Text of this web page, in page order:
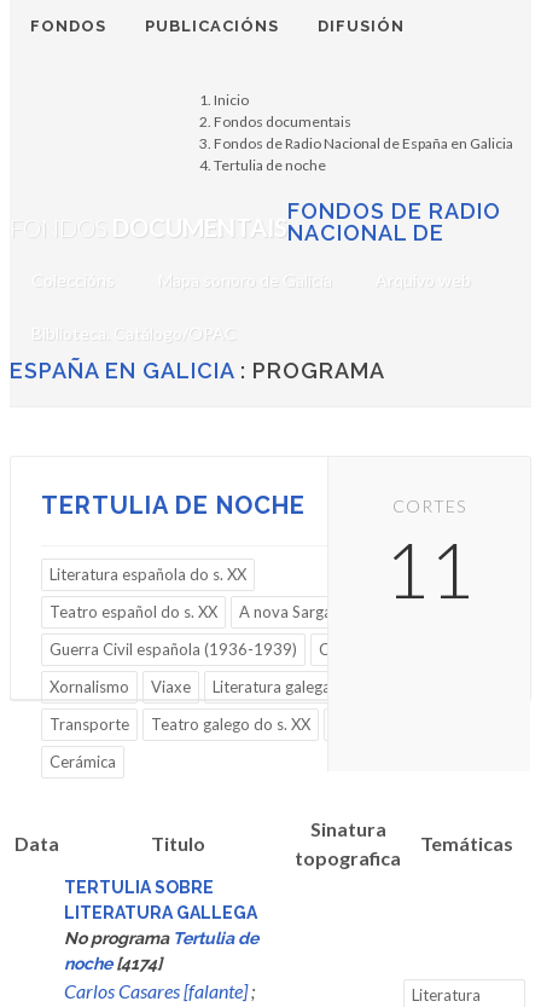
FONDOS PUBLICACIÓNS DIFUSIÓN
FONDOS DOCUMENTAIS
Coleccións Mapa sonoro de Galicia Arquivo web
Biblioteca. Catálogo/OPAC
FONDOS DE RADIO
NACIONAL DE
ESPAÑA EN GALICIA : PROGRAMA
Inicio
Fondos documentais
Fondos de Radio Nacional de España en Galicia
Tertulia de noche
TERTULIA DE NOCHE
Literatura española do s. XX
Teatro español do s. XX
A nova Sargadelos
Guerra Civil española (1936-1939)
Cultura
Xornalismo
Viaxe
Literatura galega do s. XX
Transporte
Teatro galego do s. XX
Cerámica
CORTES
11
Data Titulo
Sinatura
topografica
Temáticas
TERTULIA SOBRE
LITERATURA GALLEGA
No programa Tertulia de
noche[4174]
Carlos Casares [falante];
Literatura